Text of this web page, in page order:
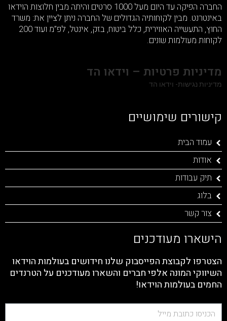
החברה הפיקה עד היום מעל 1000 סרטים והיתה מבין חלוצות הוידאו
באינטרנט. מבין לקוחותיה הגדולים של החברה ניתן לציין את: משרד
החוץ, התעשייה האווירית, כלל ביטוח, בזק, אינטל, לפ”מ ועוד 200
לקוחות מעולמות שונים.
מדיניות פרטיות – וידאו הד
מדיניות נגישות- וידאו הד
קישורים שימושיים
עמוד הבית
אודות
תיק עבודות
בלוג
צור קשר
הישארו מעודכנים
הצטרפו לקבוצת הפייסבוק שלנו חידושים בעולמות הוידאו
השיווקי המונה אלפי חברים והשארו מעודכנים על הטרנדים
החמים בעולמות הוידאו!